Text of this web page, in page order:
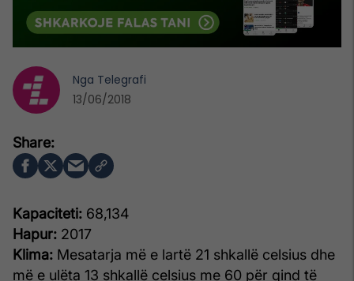
Kapaciteti: 68,134
Hapur: 2017
Klima: Mesatarja më e lartë 21 shkallë celsius dhe
më e ulëta 13 shkallë celsius me 60 për qind të
Nga Telegrafi
13/06/2018